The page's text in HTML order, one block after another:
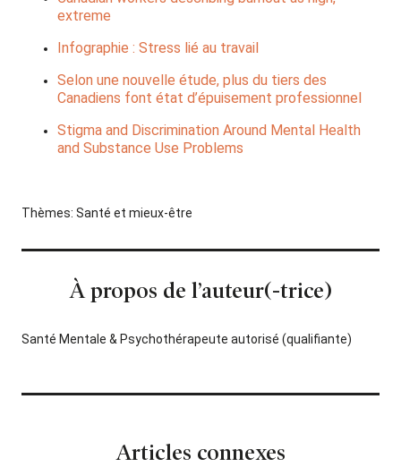
extreme
Infographie : Stress lié au travail
Selon une nouvelle étude, plus du tiers des
Canadiens font état d’épuisement professionnel
Stigma and Discrimination Around Mental Health
and Substance Use Problems
Thèmes: Santé et mieux-être
À propos de l’auteur(-trice)
Santé Mentale & Psychothérapeute autorisé (qualifiante)
Articles connexes